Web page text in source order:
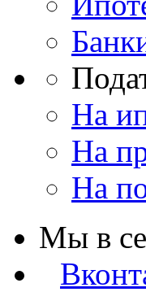
На
На
На
Мы в